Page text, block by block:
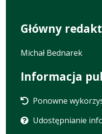
Główny
Michał Bednarek
Informacja
Ponowne
Udostępnianie